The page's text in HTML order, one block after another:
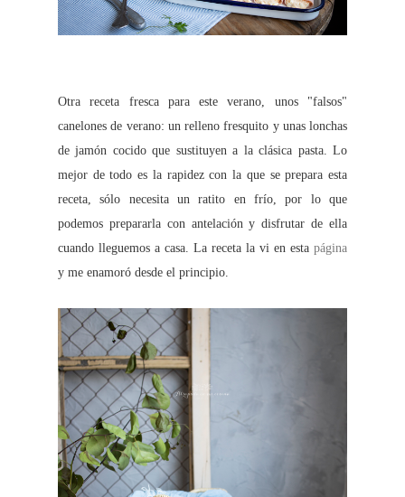
Otra receta fresca para este verano, unos "falsos"
canelones de verano: un relleno fresquito y unas lonchas
de jamón cocido que sustituyen a la clásica pasta. Lo
mejor de todo es la rapidez con la que se prepara esta
receta, sólo necesita un ratito en frío, por lo que
podemos prepararla con antelación y disfrutar de ella
cuando lleguemos a casa. La receta la vi en esta página
y me enamoró desde el principio.